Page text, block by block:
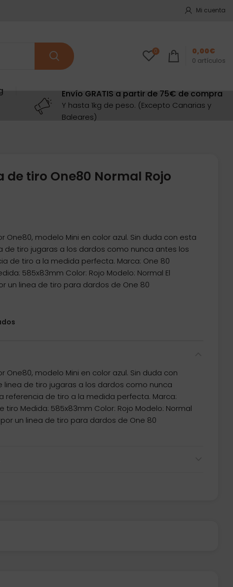
Mi cuenta
0
0 artículos
0,00€
Envío GRATIS a partir de 75€ de compra
Y hasta 1kg de peso. (Excepto Canarias y
Baleares)
de tiro One80 Normal Rojo
One80, modelo Mini en color azul. Sin duda con esta
de tiro jugaras a los dardos como nunca antes los
de tiro a la medida perfecta. Marca: One 80
585x83mm Color: Rojo Modelo: Normal El
un linea de tiro para dardos de One 80
One80, modelo Mini en color azul. Sin duda con
de tiro jugaras a los dardos como nunca
referencia de tiro a la medida perfecta. Marca:
tiro Medida: 585x83mm Color: Rojo Modelo: Normal
un linea de tiro para dardos de One 80